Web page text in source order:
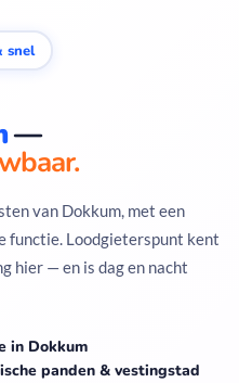
snel
—
van Dokkum, met een
functie. Loodgieterspunt kent
hier — en is dag en nacht
in Dokkum
panden & vestingstad